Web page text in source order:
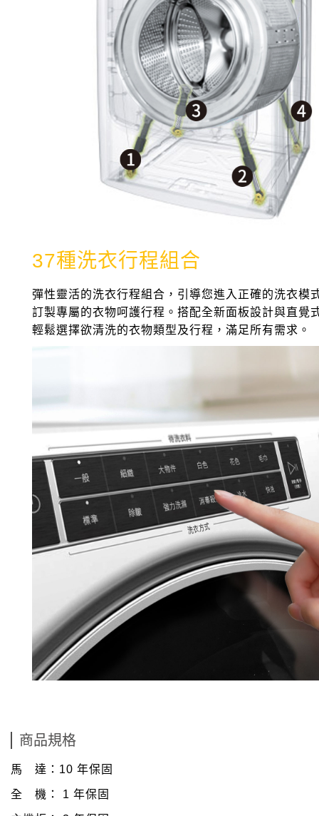
37種洗衣行程組合
彈性靈活的洗衣行程組合，引導您進入正確的洗衣模
訂製專屬的衣物呵護行程。搭配全新面板設計與直覺
輕鬆選擇欲清洗的衣物類型及行程，滿足所有需求。
商品規格
馬 達：10 年保固
全 機： 1 年保固